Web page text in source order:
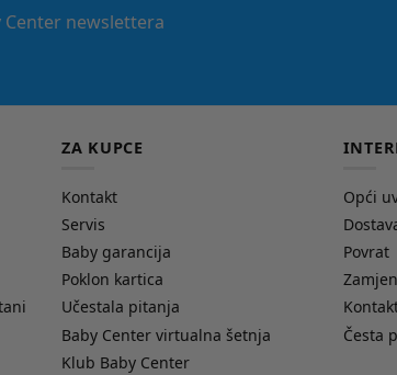
Center newslettera
ZA KUPCE
Kontakt
Servis
Baby garancija
Poklon kartica
Učestala pitanja
Baby Center virtualna šetnja
Klub Baby Center
Opći
Povrat
Česta